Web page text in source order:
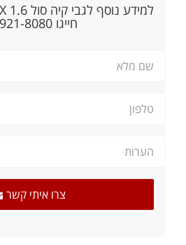
למידע נוסף לגבי קיה סול 1.6 EX
חייגו 03-921-8080
צרו איתי קשר